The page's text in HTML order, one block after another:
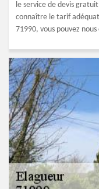
le service de devis
connaître le tarif
71990, vous pouvez